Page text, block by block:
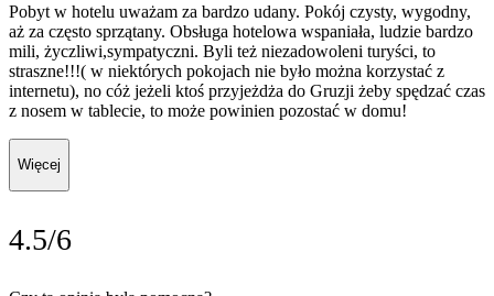
Pobyt w hotelu uważam za bardzo udany. Pokój czysty, wygodny,
aż za często sprzątany. Obsługa hotelowa wspaniała, ludzie bardzo
mili, życzliwi,sympatyczni. Byli też niezadowoleni turyści, to
straszne!!!( w niektórych pokojach nie było można korzystać z
internetu), no cóż jeżeli ktoś przyjeżdża do Gruzji żeby spędzać czas
z nosem w tablecie, to może powinien pozostać w domu!
Więcej
4.5/6